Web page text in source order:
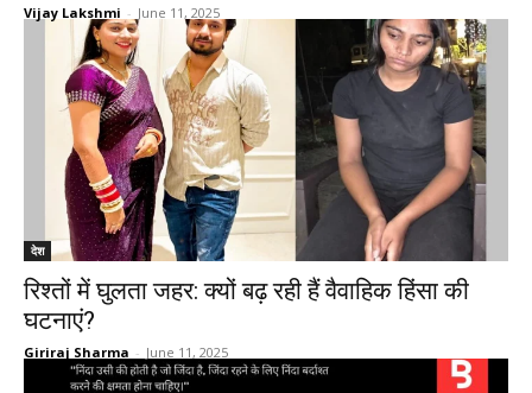
Vijay Lakshmi - June 11, 2025
देश
रिश्तों में घुलता जहर: क्यों बढ़ रही हैं वैवाहिक हिंसा की
घटनाएं?
Giriraj Sharma - June 11, 2025